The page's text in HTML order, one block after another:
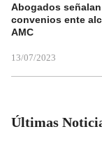
Abogados
convenios ente
AMC
13/07/2023
Últimas